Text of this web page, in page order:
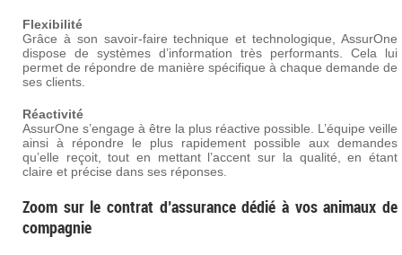
Flexibilité
Grâce à son savoir-faire technique et technologique, AssurOne
dispose de systèmes d’information très performants. Cela lui
permet de répondre de manière spécifique à chaque demande de
ses clients.
Réactivité
AssurOne s’engage à être la plus réactive possible. L’équipe veille
ainsi à répondre le plus rapidement possible aux demandes
qu’elle reçoit, tout en mettant l’accent sur la qualité, en étant
claire et précise dans ses réponses.
Zoom sur le contrat d’assurance dédié à vos animaux de
compagnie